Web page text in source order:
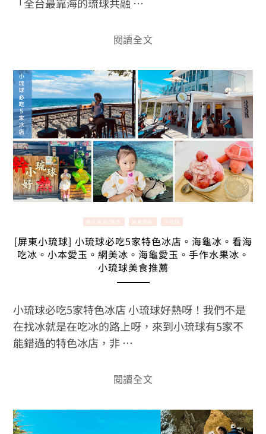
閱讀全文
親子景點/美食 屏東景點 小琉球
[屏東小琉球] 小琉球必吃5家特色冰店。海龜冰。看海
吃冰。小本愛玉。網美冰。海龜愛玉。手作水果冰。
小琉球美食推薦
小琉球必吃5家特色冰店 小琉球好熱呀！我們不是
在找冰就是在吃冰的路上呀，來到小琉球有5家不
能錯過的特色冰店，非 …
閱讀全文